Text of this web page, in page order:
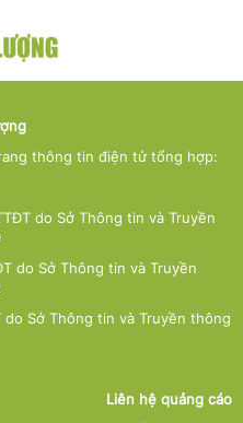
thông tin điện tử tổng hợp:
do Sở Thông tin và Truyền
do Sở Thông tin và Truyền
do Sở Thông tin và Truyền thông
Liên hệ quảng cáo